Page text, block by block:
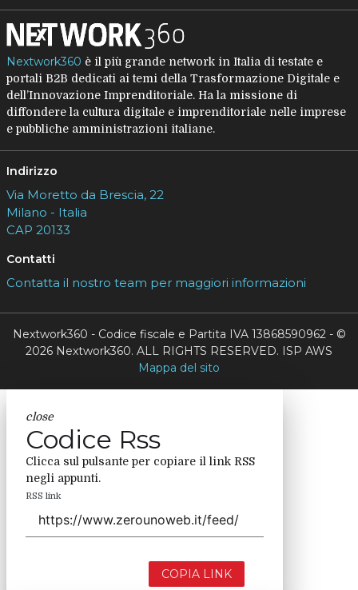
Nextwork360 è il più grande network in Italia di testate e
portali B2B dedicati ai temi della Trasformazione Digitale e
dell’Innovazione Imprenditoriale. Ha la missione di
diffondere la cultura digitale e imprenditoriale nelle imprese
e pubbliche amministrazioni italiane.
Indirizzo
Via Moretto da Brescia, 22
Milano - Italia
CAP 20133
Contatti
Contatta il nostro team per maggiori informazioni
Nextwork360 - Codice fiscale e Partita IVA 13868590962 - ©
2026 Nextwork360. ALL RIGHTS RESERVED. ISP AWS
Mappa del sito
close
Codice Rss
Clicca sul pulsante per copiare il link RSS
negli appunti.
RSS link
COPIA LINK